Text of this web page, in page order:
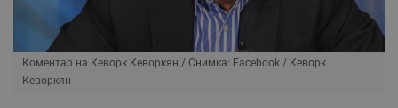
Коментар на Кеворк Кеворкян / Снимка: Facebook / Кеворк
Кеворкян